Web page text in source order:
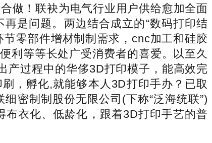
做！联袂为电气行业用户供给愈加全面
是问题。两边结合成立的“数码打印结
零部件增材制制需求，cnc加工和硅胶
利等等长处广受消费者的喜爱。以至久
产过程中的华侈3D打印模子，能高效完
，孵化,就能够本人3D打印手办？已取
密制制股份无限公司(下称“泛海统联”)
衣化、低龄化，跟着3D打印手艺的普